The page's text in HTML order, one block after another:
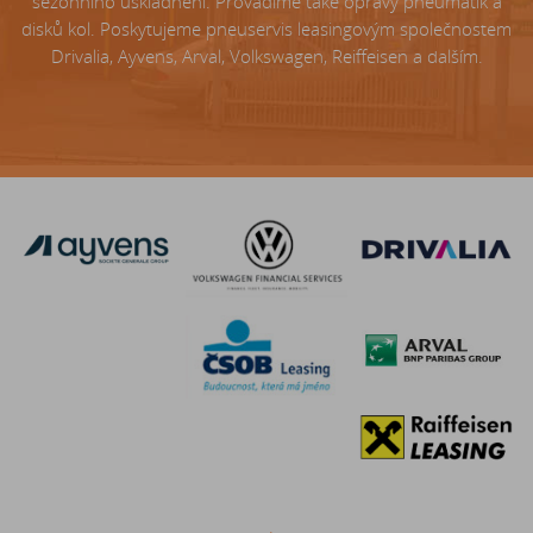
disků kol. Poskytujeme pneuservis leasingovým společnostem
Drivalia, Ayvens, Arval, Volkswagen, Reiffeisen a dalším.